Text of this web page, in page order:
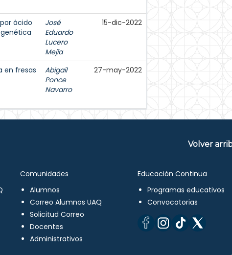
ácido
José
Eduardo
Lucero
Mejía
15-dic-2022
en fresas
Abigail
Ponce
Navarro
27-may-2022
Volver
Comunidades
Alumnos
Correo Alumnos UAQ
Solicitud Correo
Docentes
Administrativos
Educación Continua
Programas educativos
Convocatorias